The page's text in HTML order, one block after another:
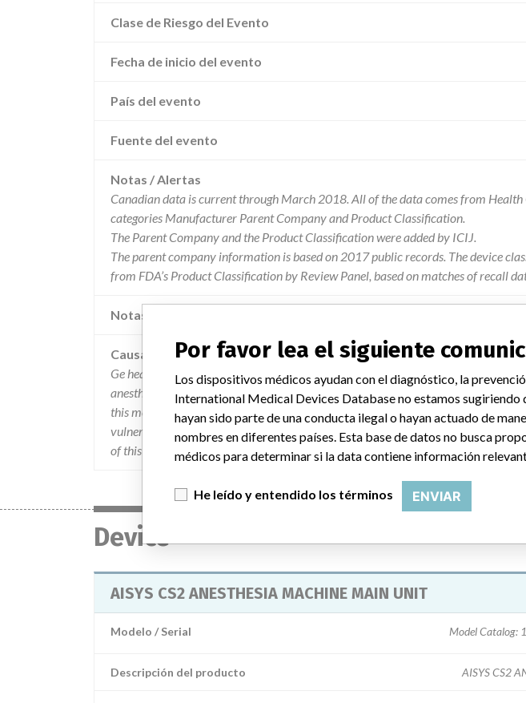
Clase de Riesgo del Evento
Fecha de inicio del evento
País del evento
Fuente del evento
Notas / Alertas
Canadian data is current through March 2018. All of the data comes from Health
categories Manufacturer Parent Company and Product Classification.
The Parent Company and the Product Classification were added by ICIJ.
The parent company information is based on 2017 public records. The device
from FDA’s Product Classification by Review Panel, based on matches of recall
Notas adicionales en la data
Causa
Ge healthcare has recently become aware of a potential safety issue involving a
anesthetic agent bolus when using 21% oxygen on all aisys cs2 and upgraded
this momentary bolus of anesthetic agent is potentially hazardous because it
vulnerable pediatric patients when 21% oxygen (air only) is used. there have been
of this issue.
Device
AISYS CS2 ANESTHESIA MACHINE MAIN UNIT
Modelo / Serial Model Catalog:
Descripción del producto AISYS CS2
Por favor lea el siguiente
Los dispositivos médicos ayudan con el diagnóstico, la
International Medical Devices Database no estamos sugiriendo
hayan sido parte de una conducta ilegal o hayan actuado de
nombres en diferentes países. Esta base de datos no busca
médicos para determinar si la data contiene información
He leído y entendido los términos ENVIAR